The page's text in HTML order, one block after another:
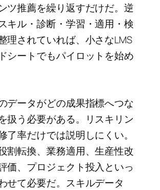
ツ推薦を繰り返すだけだ。逆
キル・診断・学習・適用・検
理されていれば、小さなLMS
シートでもパイロットを始め
データがどの成果指標へつな
扱う必要がある。リスキリン
了率だけでは説明しにくい。
割転換、業務適用、生産性改
価、プロジェクト投入といっ
せて必要だ。スキルデータ